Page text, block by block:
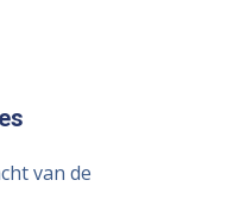
van de